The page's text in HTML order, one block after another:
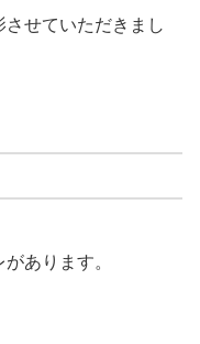
せていただきまし
あります。